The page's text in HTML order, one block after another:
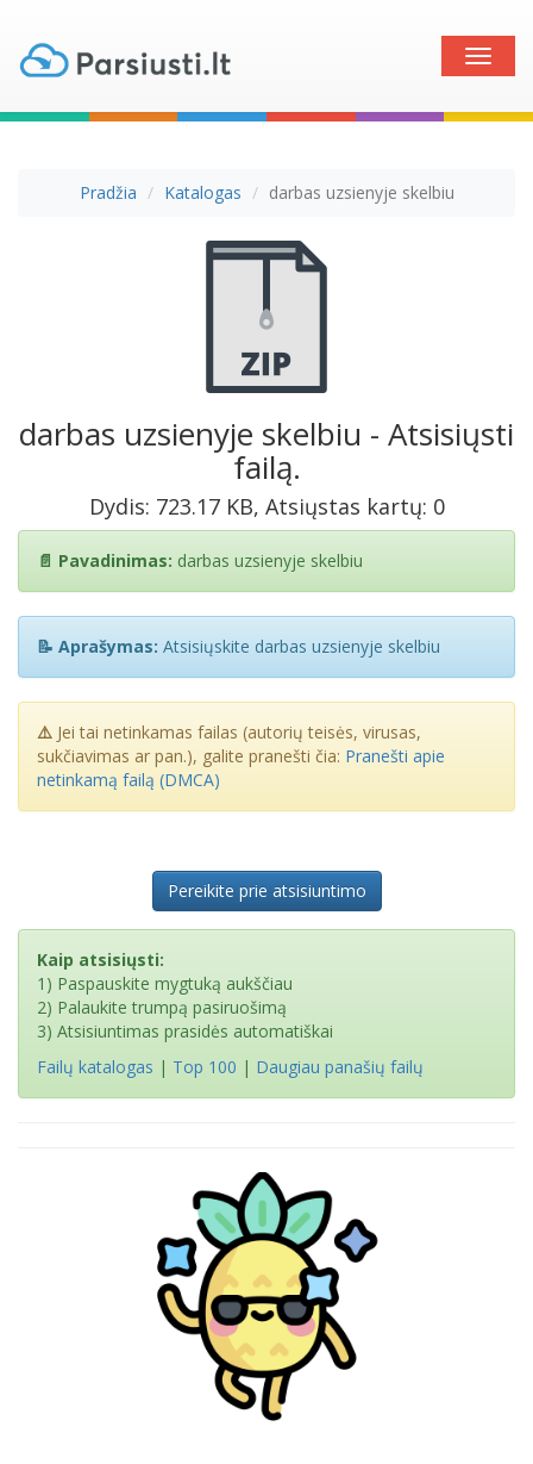
Toggle
Pradžia Katalogas darbas uzsienyje skelbiu
darbas uzsienyje skelbiu - Atsisiųsti
failą.
Dydis: 723.17 KB, Atsiųstas kartų: 0
📄 Pavadinimas: darbas uzsienyje skelbiu
📝 Aprašymas: Atsisiųskite darbas uzsienyje skelbiu
⚠️ Jei tai netinkamas failas (autorių teisės, virusas,
sukčiavimas ar pan.), galite pranešti čia: Pranešti apie
netinkamą failą (DMCA)
Pereikite prie atsisiuntimo
Kaip atsisiųsti:
1) Paspauskite mygtuką aukščiau
2) Palaukite trumpą pasiruošimą
3) Atsisiuntimas prasidės automatiškai
Failų katalogas | Top 100 | Daugiau panašių failų